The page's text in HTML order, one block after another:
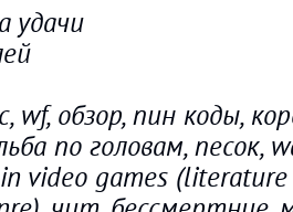
удачи
wf, обзор, пин коды,
по головам, песок,
video games